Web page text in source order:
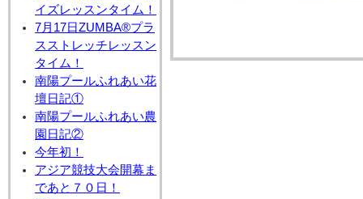
イズレッスンタイム！
7月17日ZUMBA®プラ
スストレッチレッスン
タイム！
南陽プールふれあい花
壇日記①
南陽プールふれあい農
園日記②
今年初！
アジア競技大会開幕ま
であと７０日！